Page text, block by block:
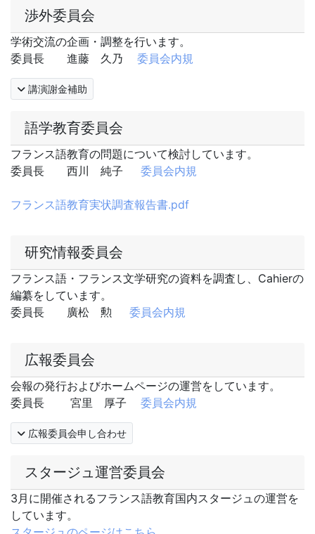
渉外委員会
学術交流の企画・調整を行います。
委員長 進藤 久乃 委員会内規
講演謝金補助
語学教育委員会
フランス語教育の問題について検討しています。
委員長 西川 純子 委員会内規
フランス語教育実状調査報告書.pdf
研究情報委員会
フランス語・フランス文学研究の資料を調査し、Cahierの
編纂をしています。
委員長 廣松 勲 委員会内規
広報委員会
会報の発行およびホームページの運営をしています。
委員長 宮里 厚子 委員会内規
広報委員会申し合わせ
スタージュ運営委員会
3月に開催されるフランス語教育国内スタージュの運営を
しています。